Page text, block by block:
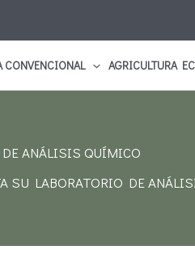
CONVENCIONAL AGRICULTURA
ANÁLISIS QUÍMICO
SU LABORATORIO DE